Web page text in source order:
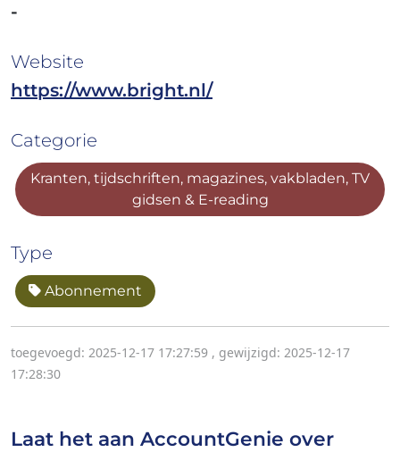
-
Website
https://www.bright.nl/
Categorie
Kranten, tijdschriften, magazines, vakbladen, TV
gidsen & E-reading
Type
Abonnement
toegevoegd: 2025-12-17 17:27:59 , gewijzigd: 2025-12-17
17:28:30
Laat het aan AccountGenie over